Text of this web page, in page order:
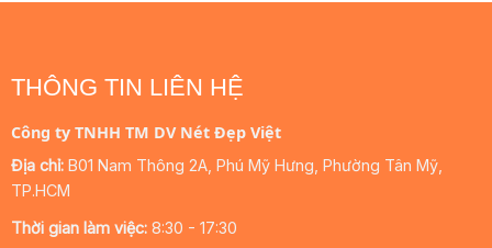
THÔNG TIN LIÊN HỆ
Công ty TNHH TM DV Nét Đẹp Việt
Địa chỉ: B01 Nam Thông 2A, Phú Mỹ Hưng, Phường Tân Mỹ,
TP.HCM
Thời gian làm việc:8:30 - 17:30